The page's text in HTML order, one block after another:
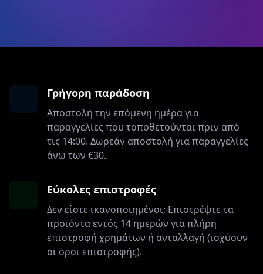
Γρήγορη παράδοση
Αποστολή την επόμενη ημέρα για
παραγγελίες που τοποθετούνται πριν από
τις 14:00. Δωρεάν αποστολή για παραγγελίες
άνω των €30.
Εύκολες επιστροφές
Δεν είστε ικανοποιημένοι; Επιστρέψτε τα
προϊόντα εντός 14 ημερών για πλήρη
επιστροφή χρημάτων ή ανταλλαγή (ισχύουν
οι όροι επιστροφής).